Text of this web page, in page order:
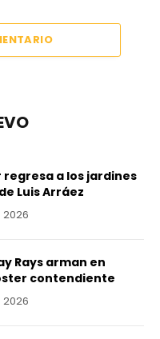
regresa a los jardines
Luis Arráez
Rays arman en
contendiente